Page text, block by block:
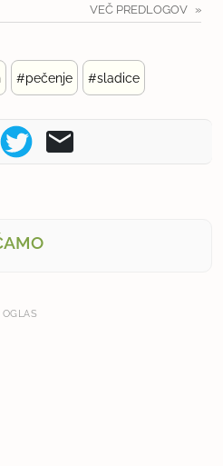
VEČ PREDLOGOV
#pečenje #sladice
OGLAS